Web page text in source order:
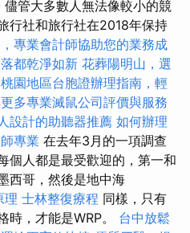
儘管大多數人無法像較小的競
行社和旅行社在2018年保持
專業會計師協助您的業務成
都乾淨如新 花葬陽明山，選
桃園地區台胞證辦理指南，輕
多專業滅鼠公司評價與服務
設計的助聽器推薦 如何辦理
專業 在去年3月的一項調查
個人都是最受歡迎的，第一和
西哥，然後是地中海
理 士林整復療程 同樣，只有
時，才能是WRP。 台中放鬆